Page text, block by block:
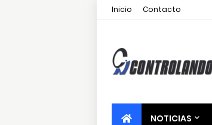
Inicio Contacto
NOTICIAS